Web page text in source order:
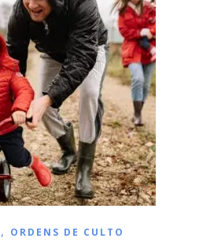
, ORDENS DE CULTO